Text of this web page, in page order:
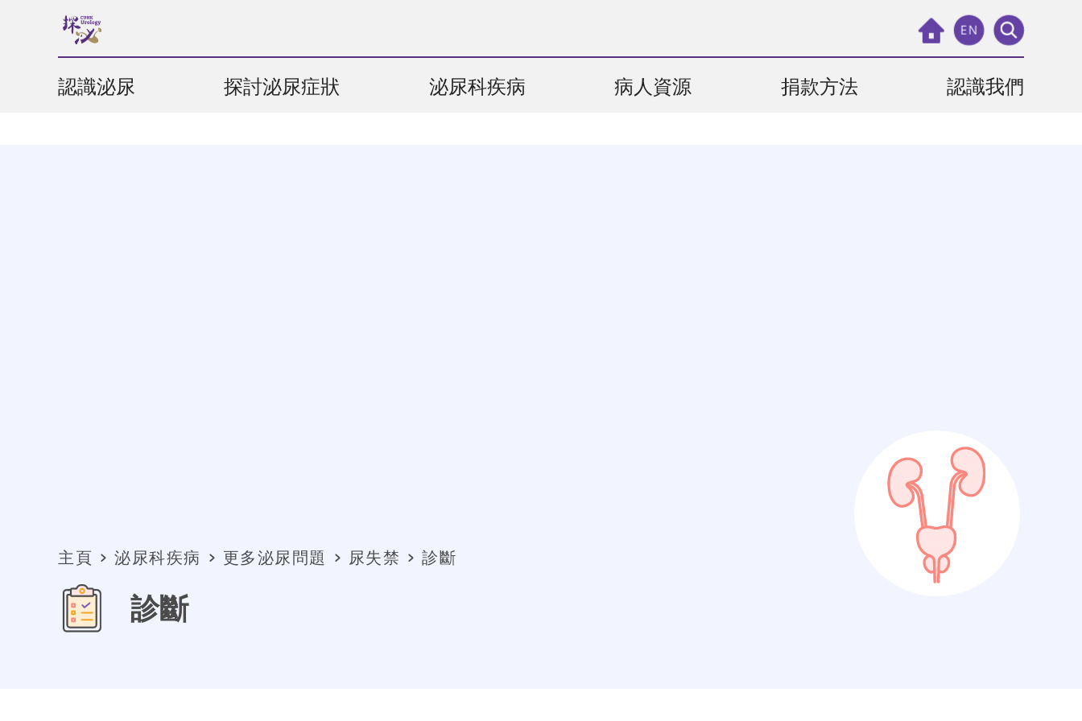
EN
認識泌尿 探討泌尿症狀 泌尿科疾病 病人資源 捐款方法 認識我們
主頁 泌尿科疾病 更多泌尿問題 尿失禁 診斷
診斷